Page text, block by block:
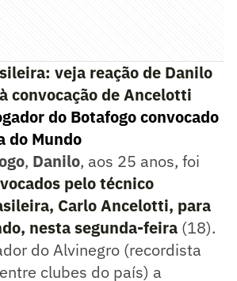
veja reação de Danilo
convocação de Ancelotti
do Botafogo convocado
do Mundo
, Danilo, aos 25 anos, foi
pelo técnico
Carlo Ancelotti, para
nesta segunda-feira (18).
do Alvinegro (recordista
clubes do país) a